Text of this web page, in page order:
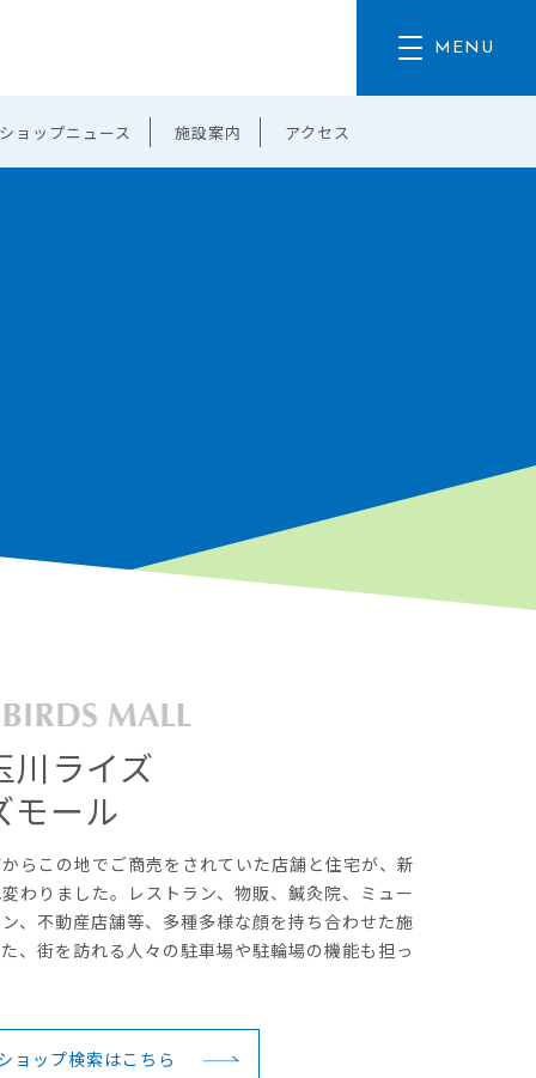
ョップニュース 施設案内 アクセス
川ライズ
モール
らこの地でご商売をされていた店舗と住宅が、新
わりました。レストラン、物販、鍼灸院、ミュー
、不動産店舗等、多種多様な顔を持ち合わせた施
、街を訪れる人々の駐車場や駐輪場の機能も担っ
ョップ検索はこちら